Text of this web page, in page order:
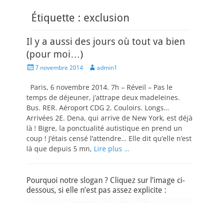
Étiquette : exclusion
Il y a aussi des jours où tout va bien
(pour moi…)
Posted7 novembre 2014 Author
admin1
Paris, 6 novembre 2014. 7h – Réveil – Pas le
temps de déjeuner, j’attrape deux madeleines.
Bus. RER. Aéroport CDG 2. Couloirs. Longs…
Arrivées 2E. Dena, qui arrive de New York, est déjà
là ! Bigre, la ponctualité autistique en prend un
coup ! J’étais censé l’attendre… Elle dit qu’elle n’est
là que depuis 5 mn, Lire plus …
Pourquoi notre slogan ? Cliquez sur l’image ci-
dessous, si elle n’est pas assez explicite :